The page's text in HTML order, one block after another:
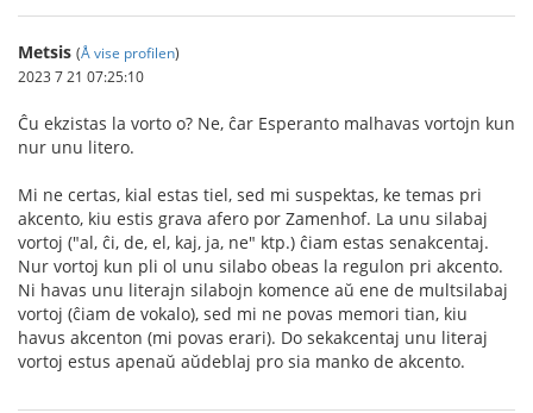
Metsis (Å vise profilen)
2023 7 21 07:25:10
Ĉu ekzistas la vorto o? Ne, ĉar Esperanto malhavas vortojn kun
nur unu litero.
Mi ne certas, kial estas tiel, sed mi suspektas, ke temas pri
akcento, kiu estis grava afero por Zamenhof. La unu silabaj
vortoj ("al, ĉi, de, el, kaj, ja, ne" ktp.) ĉiam estas senakcentaj.
Nur vortoj kun pli ol unu silabo obeas la regulon pri akcento.
Ni havas unu literajn silabojn komence aŭ ene de multsilabaj
vortoj (ĉiam de vokalo), sed mi ne povas memori tian, kiu
havus akcenton (mi povas erari). Do sekakcentaj unu literaj
vortoj estus apenaŭ aŭdeblaj pro sia manko de akcento.